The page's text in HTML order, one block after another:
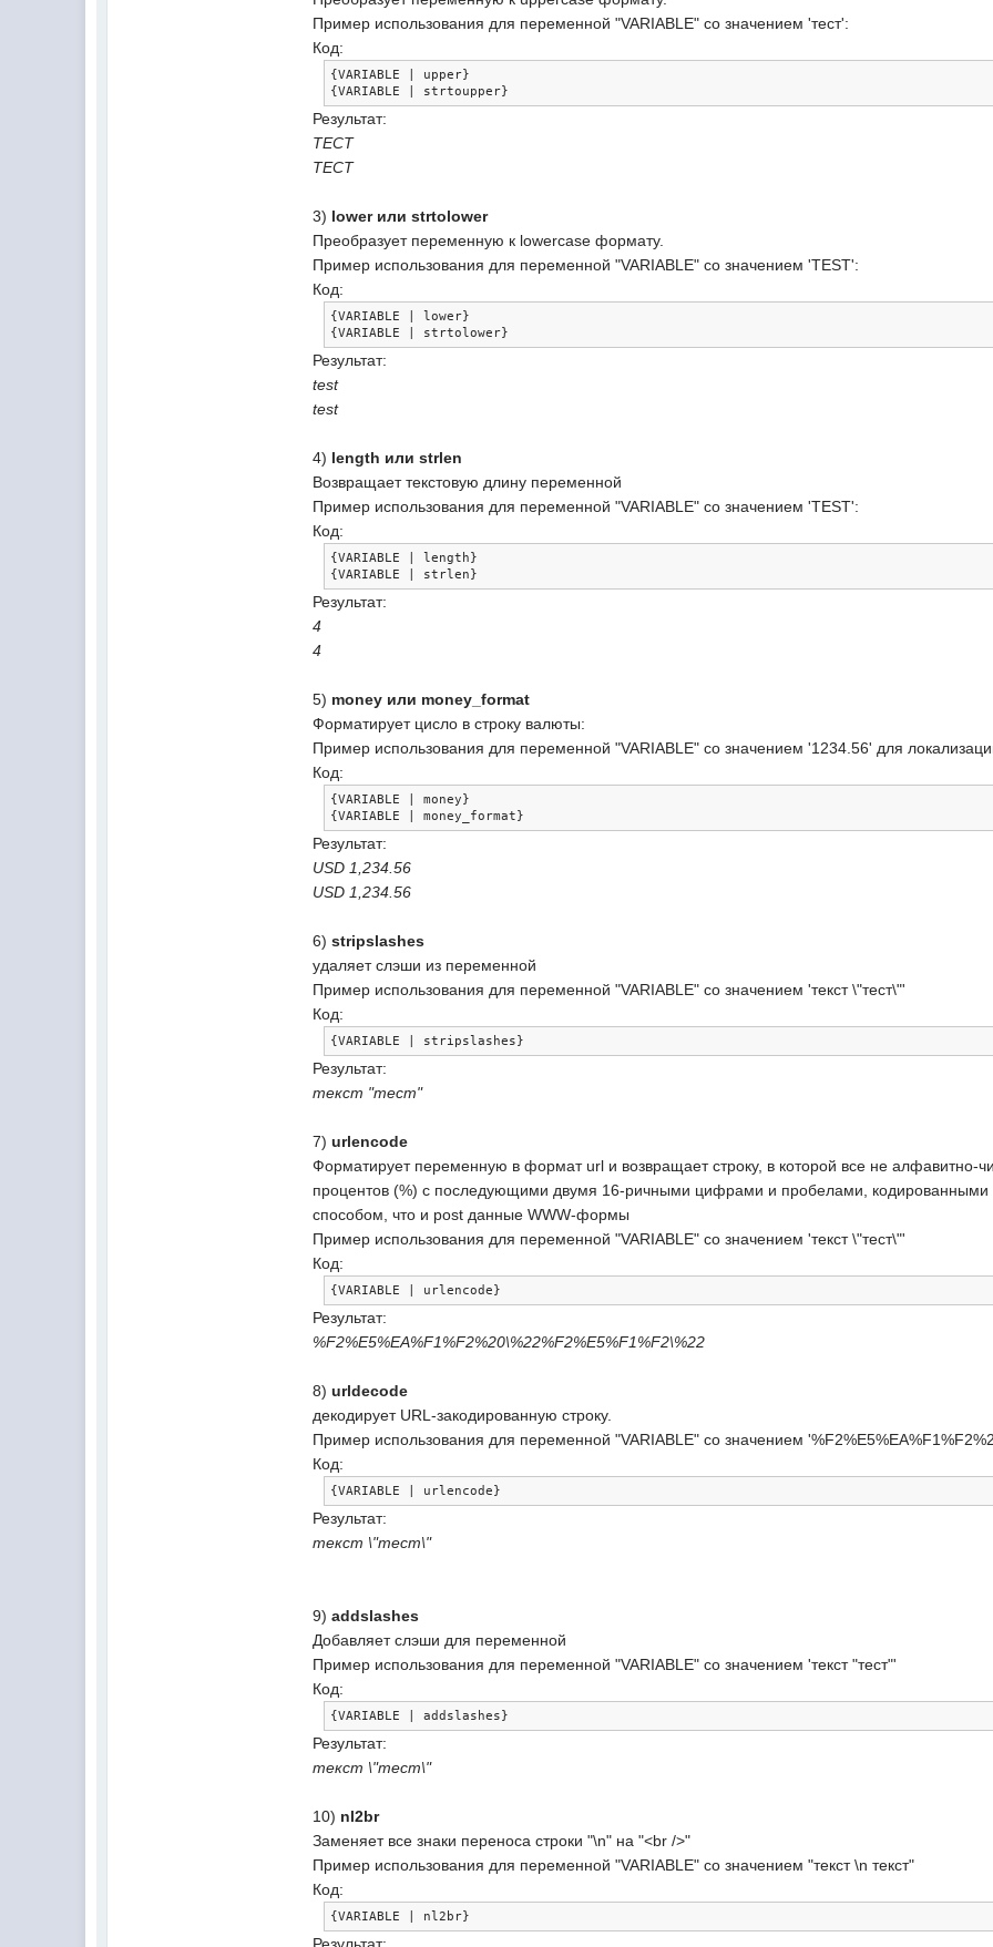
Пример использования для переменной "VARIABLE" со значением 'тест':
Код:
{VARIABLE upper}
{VARIABLE strtoupper}
Результат:
ТЕСТ
ТЕСТ
3) lower или strtolower
Преобразует переменную к lowercase формату.
Пример использования для переменной "VARIABLE" со значением 'TEST':
Код:
{VARIABLE lower}
{VARIABLE strtolower}
Результат:
test
test
4) length или strlen
Возвращает текстовую длину переменной
Пример использования для переменной "VARIABLE" со значением 'TEST':
Код:
{VARIABLE length}
{VARIABLE strlen}
Результат:
4
4
5) money или money_format
Форматирует цисло в строку валюты:
Пример использования для переменной "VARIABLE" со значением '1234.56' для
Код:
{VARIABLE money}
{VARIABLE money_format}
Результат:
USD 1,234.56
USD 1,234.56
6)stripslashes
удаляет слэши из переменной
Пример использования для переменной "VARIABLE" со значением 'текст \"тест\"'
Код:
{VARIABLE stripslashes}
Результат:
текст "тест"
7)urlencode
Форматирует переменную в формат url и возвращает строку, в которой все не алфавитно-
процентов (%) с последующими двумя 16-ричными цифрами и пробелами, кодированными
способом, что и post данные WWW-формы
Пример использования для переменной "VARIABLE" со значением 'текст \"тест\"'
Код:
{VARIABLE urlencode}
Результат:
%F2%E5%EA%F1%F2%20\%22%F2%E5%F1%F2\%22
8)urldecode
декодирует URL-закодированную строку.
Пример использования для переменной "VARIABLE" со значением
Код:
{VARIABLE urlencode}
Результат:
текст \"тест\"
9)addslashes
Добавляет слэши для переменной
Пример использования для переменной "VARIABLE" со значением 'текст "тест"'
Код:
{VARIABLE addslashes}
Результат:
текст \"тест\"
10) nl2br
Заменяет все знаки переноса строки "\n" на "<br />"
Пример использования для переменной "VARIABLE" со значением "текст \n текст"
Код:
{VARIABLE nl2br}